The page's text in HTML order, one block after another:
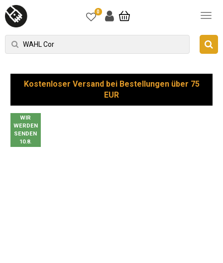
0
Kostenloser Versand bei Bestellungen über 75
EUR
WIR
WERDEN
SENDEN
10.8.